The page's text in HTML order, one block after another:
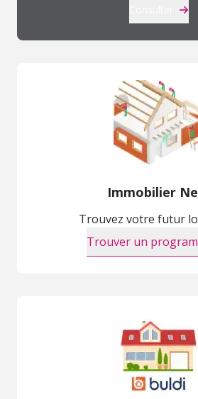
Immobilier
Trouvez votre futur
Trouver un